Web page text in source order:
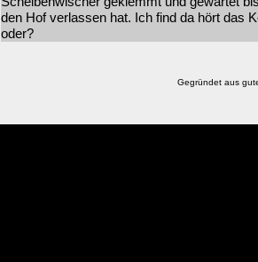
den Hof verlassen hat. Ich find da hört das
oder?
Gegründet aus